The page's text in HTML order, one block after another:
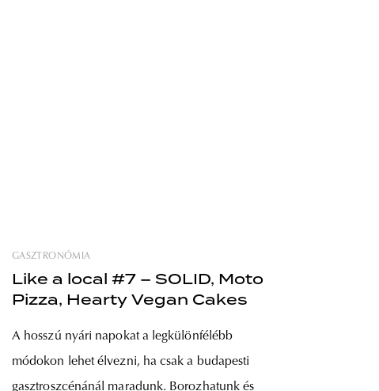
GASZTRONÓMIA
Like a local #7 – SOLID, Moto
Pizza, Hearty Vegan Cakes
A hosszú nyári napokat a legkülönfélébb
módokon lehet élvezni, ha csak a budapesti
gasztroszcénánál maradunk. Borozhatunk és